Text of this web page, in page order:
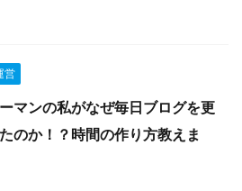
営
マンの私がなぜ毎日ブログを更
のか！？時間の作り方教えま